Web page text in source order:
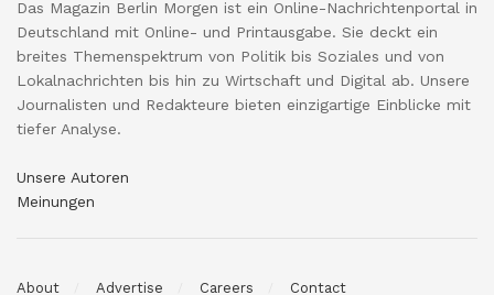
Das Magazin Berlin Morgen ist ein Online-Nachrichtenportal in
Deutschland mit Online- und Printausgabe. Sie deckt ein
breites Themenspektrum von Politik bis Soziales und von
Lokalnachrichten bis hin zu Wirtschaft und Digital ab. Unsere
Journalisten und Redakteure bieten einzigartige Einblicke mit
tiefer Analyse.
Unsere Autoren
Meinungen
About Advertise Careers Contact